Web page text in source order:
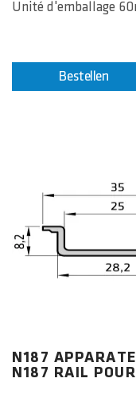
Unité d'emballage
Bestellen
N187
N187 RAIL